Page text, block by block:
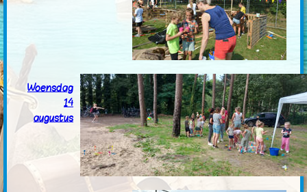
Woensdag
14
augustus